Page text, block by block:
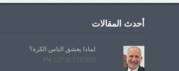
أحدث المقالات
لماذا يعشق الناس الكرة؟
7/13/2026 2:27:26 PM